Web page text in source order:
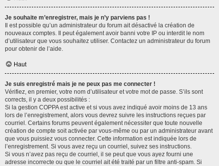
Je souhaite m’enregistrer, mais je n’y parviens pas !
Il est possible qu’un administrateur du forum ait désactivé la création de
nouveaux comptes. Il peut également avoir banni votre IP ou interdit le nom
d’utilisateur que vous souhaitez utiliser. Contactez un administrateur du forum
pour obtenir de l’aide.
Haut
Je suis enregistré mais je ne peux pas me connecter !
Vérifiez, en premier, votre nom d’utilisateur et votre mot de passe. S’ils sont
corrects, il y a deux possibilités :
Si la gestion COPPA est active et si vous avez indiqué avoir moins de 13 ans
lors de l’enregistrement, alors vous devrez suivre les instructions reçues par
courriel. Certains forums peuvent également nécessiter que toute nouvelle
création de compte soit activée par vous-même ou par un administrateur avant
que vous puissiez vous connecter. Cette information est indiquée lors de
l’enregistrement. Si vous avez reçu un courriel, suivez ses instructions.
Si vous n’avez pas reçu de courriel, il se peut que vous ayez fourni une
adresse incorrecte ou que le courriel ait été traité par un filtre anti-spam. Si